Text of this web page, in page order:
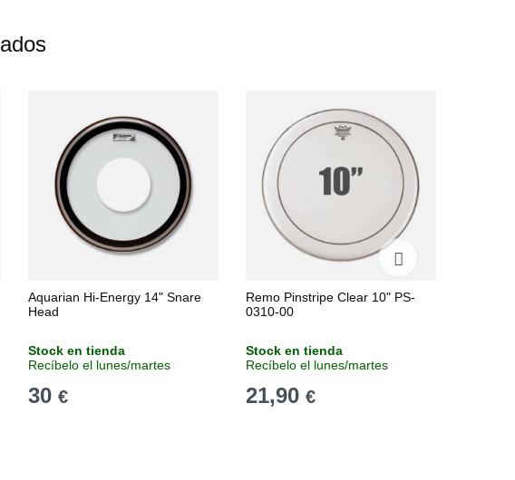
Aquarian Hi-Energy 14" Snare
Head
Stock en tienda
Recíbelo el lunes/martes
30 €
Remo Pinstripe Clear 10" PS-
0310-00
Stock en tienda
Recíbelo el lunes/martes
21,90 €